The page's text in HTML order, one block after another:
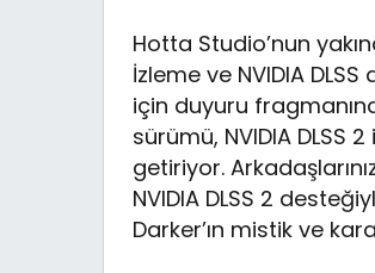
Hotta Studio’nun
İzleme ve NVIDIA
için duyuru
sürümü, NVIDIA DLSS
getiriyor.
NVIDIA DLSS 2
Darker’ın mistik ve